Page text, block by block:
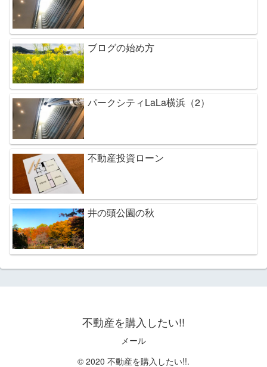
ブログの始め方
パークシティLaLa横浜（2）
不動産投資ローン
井の頭公園の秋
不動産を購入したい!!
メール
© 2020 不動産を購入したい!!.